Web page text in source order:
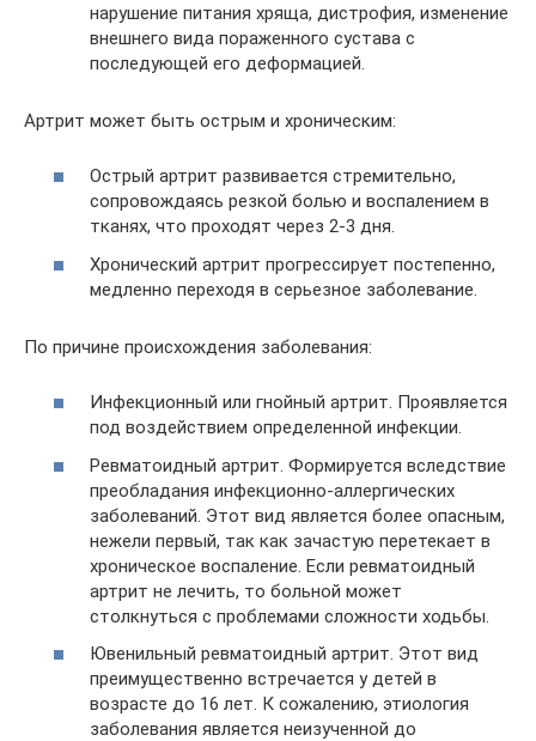
нарушение питания хряща, дистрофия, изменение
внешнего вида пораженного сустава с
последующей его деформацией.
Артрит может быть острым и хроническим:
Острый артрит развивается стремительно,
сопровождаясь резкой болью и воспалением в
тканях, что проходят через 2-3 дня.
Хронический артрит прогрессирует постепенно,
медленно переходя в серьезное заболевание.
По причине происхождения заболевания:
Инфекционный или гнойный артрит. Проявляется
под воздействием определенной инфекции.
Ревматоидный артрит. Формируется вследствие
преобладания инфекционно-аллергических
заболеваний. Этот вид является более опасным,
нежели первый, так как зачастую перетекает в
хроническое воспаление. Если ревматоидный
артрит не лечить, то больной может
столкнуться с проблемами сложности ходьбы.
Ювенильный ревматоидный артрит. Этот вид
преимущественно встречается у детей в
возрасте до 16 лет. К сожалению, этиология
заболевания является неизученной до